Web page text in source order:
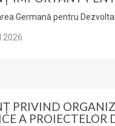
Germană pentru
2026
PRIVIND
A PROIECTELOR